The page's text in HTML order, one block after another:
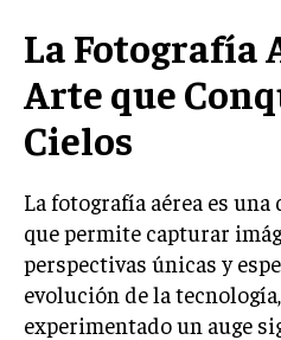
La Fotografía
Arte que
Cielos
La fotografía aérea es
que permite capturar
perspectivas únicas y
evolución de la
experimentado un auge